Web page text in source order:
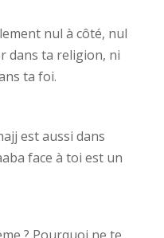
nul à côté, nul
dans ta religion, ni
ta foi.
est aussi dans
face à toi est un
? Pourquoi ne te